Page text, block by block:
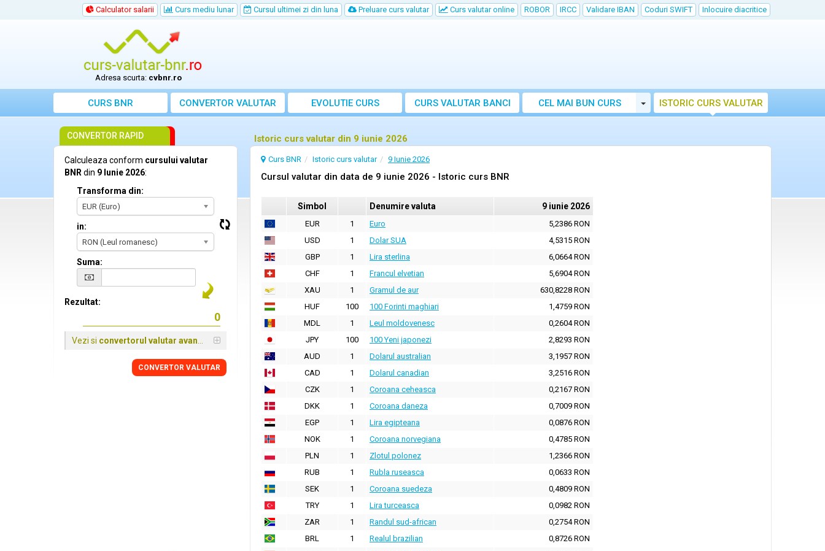
Calculator salarii Curs mediu lunar Cursul ultimei zi din luna Preluare curs valutar Curs valutar online ROBOR IRCC Validare IBAN Coduri SWIFT Inlocuire diacritice
Adresa scurta: cvbnr.ro
CURS BNR CONVERTOR VALUTAR EVOLUTIE CURS CURS VALUTAR BANCI CEL MAI BUN CURS Toggle Dropdown
ISTORIC CURS VALUTAR
Istoric curs valutar din 9 iunie 2026
Curs BNR Istoric curs valutar 9 Iunie 2026
Cursul valutar din data de 9 iunie 2026 - Istoric curs BNR
Simbol Denumire valuta 9 iunie 2026
EUR 1 Euro
5,2386 RON
USD
1 Dolar SUA
4,5315 RON
GBP
1 Lira sterlina
6,0664 RON
CHF
1 Francul elvetian
5,6904 RON
XAU
1 Gramul de aur
630,8228 RON
HUF
100 100 Forinti maghiari
1,4759 RON
MDL
1 Leul moldovenesc
0,2604 RON
JPY
100 100 Yeni japonezi
2,8293 RON
AUD
1 Dolarul australian
3,1957 RON
CAD
1 Dolarul canadian
3,2516 RON
CZK
1 Coroana ceheasca
0,2167 RON
DKK
1 Coroana daneza
0,7009 RON
EGP
1 Lira egipteana
0,0876 RON
NOK
1 Coroana norvegiana
0,4785 RON
PLN
1 Zlotul polonez
1,2366 RON
RUB
1 Rubla ruseasca
0,0633 RON
SEK
1 Coroana suedeza
0,4809 RON
TRY
1 Lira turceasca
0,0982 RON
ZAR
1 Randul sud-african
0,2754 RON
BRL
1 Realul brazilian
0,8726 RON
CONVERTOR RAPID
Calculeaza conform cursului valutar
BNR din 9 Iunie 2026:
Transforma din:
EUR (Euro)
in:
RON (Leul romanesc)
Suma:
Rezultat:
Vezi si convertorul valutar avansat
CONVERTOR VALUTAR